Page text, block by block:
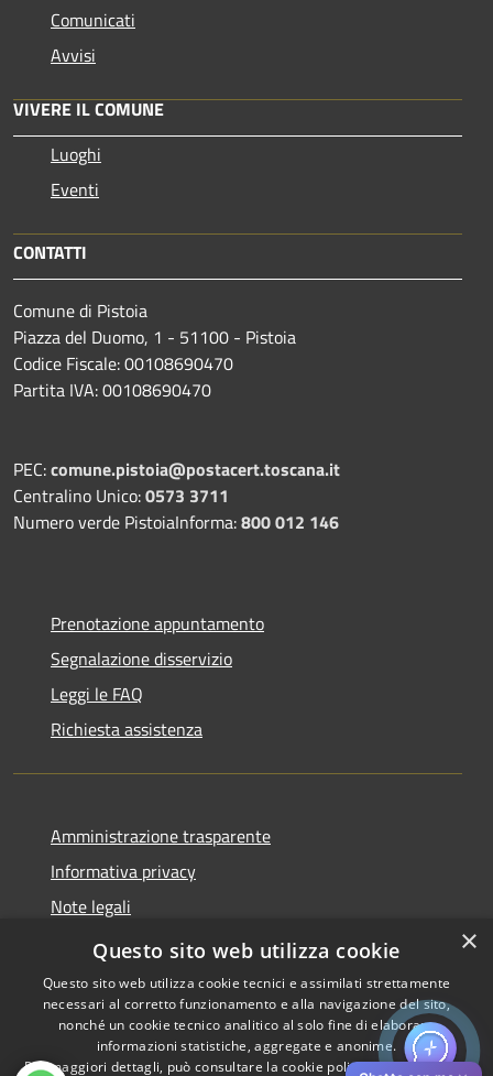
Comunicati
Avvisi
VIVERE IL COMUNE
Luoghi
Eventi
CONTATTI
Comune di Pistoia
Piazza del Duomo, 1 - 51100 - Pistoia
Codice Fiscale: 00108690470
Partita IVA: 00108690470
PEC:comune.pistoia@postacert.toscana.it
Centralino Unico:0573 3711
Numero verde PistoiaInforma:800 012 146
Prenotazione appuntamento
Segnalazione disservizio
Leggi le FAQ
Richiesta assistenza
Amministrazione trasparente
Informativa privacy
Note legali
Dichiarazione di accessibilità
Copyright © 2026 • Comune di
×
Questo sito web utilizza cookie
Questo sito web utilizza cookie tecnici e assimilati strettamente
necessari al corretto funzionamento e alla navigazione del sito,
nonché un cookie tecnico analitico al solo fine di elaborare
informazioni statistiche, aggregate e anonime.
Per maggiori dettagli, può consultare la cookie policy al seguentelink